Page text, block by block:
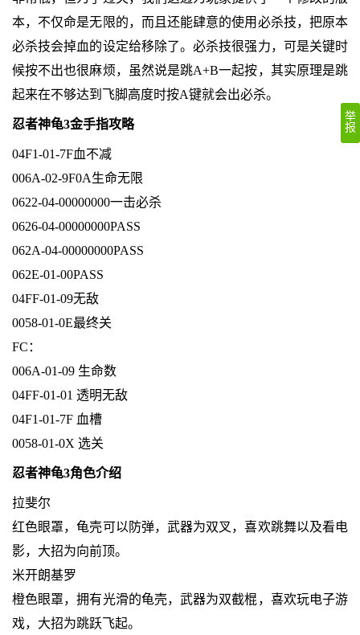
本，不仅命是无限的，而且还能肆意的使用必杀技，把原本
必杀技会掉血的设定给移除了。必杀技很强力，可是关键时
候按不出也很麻烦，虽然说是跳A+B一起按，其实原理是跳
起来在不够达到飞脚高度时按A键就会出必杀。
忍者神龟3金手指攻略
04F1-01-7F血不减
006A-02-9F0A生命无限
0622-04-00000000一击必杀
0626-04-00000000PASS
062A-04-00000000PASS
062E-01-00PASS
04FF-01-09无敌
0058-01-0E最终关
FC：
006A-01-09 生命数
04FF-01-01 透明无敌
04F1-01-7F 血槽
0058-01-0X 选关
忍者神龟3角色介绍
拉斐尔
红色眼罩，龟壳可以防弹，武器为双叉，喜欢跳舞以及看电
影，大招为向前顶。
米开朗基罗
橙色眼罩，拥有光滑的龟壳，武器为双截棍，喜欢玩电子游
戏，大招为跳跃飞起。
举
报